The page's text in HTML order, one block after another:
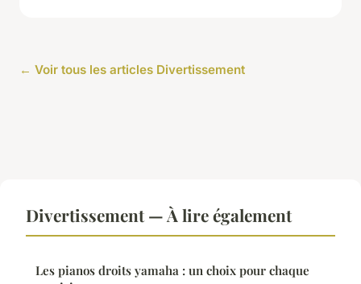
← Voir tous les articles Divertissement
Divertissement — À lire également
Les pianos droits yamaha : un choix pour chaque